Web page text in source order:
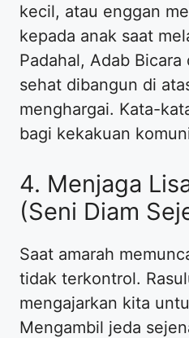
kecil, atau enggan
kepada anak saat
Padahal, Adab Bicara
sehat dibangun di
menghargai. Kata-
bagi kekakuan
4. Menjaga
(Seni Diam
Saat amarah
tidak terkontrol.
mengajarkan kita
Mengambil jeda